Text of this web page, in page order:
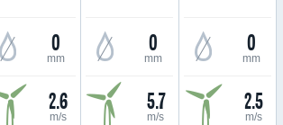
0
mm
2.6
m/s
0
mm
5.7
m/s
0
mm
2.5
m/s